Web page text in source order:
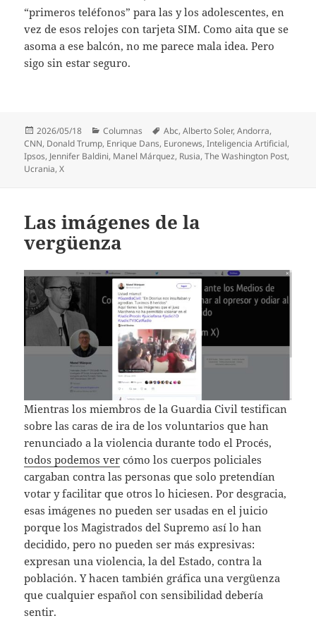
“primeros teléfonos” para las y los adolescentes, en
vez de esos relojes con tarjeta SIM. Como aita que se
asoma a ese balcón, no me parece mala idea. Pero
sigo sin estar seguro.
Publicado
el
2026/05/18 Categorías
Columnas Etiquetas
Abc,Alberto Soler,Andorra,
CNN, Donald Trump, Enrique Dans, Euronews,Inteligencia Artificial,
Ipsos, Jennifer Baldini, Manel Márquez, Rusia,The Washington Post,
Ucrania,X
Las imágenes de la
vergüenza
Mientras los miembros de la Guardia Civil testifican
sobre las caras de ira de los voluntarios que han
renunciado a la violencia durante todo el Procés,
todos podemos ver cómo los cuerpos policiales
cargaban contra las personas que solo pretendían
votar y facilitar que otros lo hiciesen. Por desgracia,
esas imágenes no pueden ser usadas en el juicio
porque los Magistrados del Supremo así lo han
decidido, pero no pueden ser más expresivas:
expresan una violencia, la del Estado, contra la
población. Y hacen también gráfica una vergüenza
que cualquier español con sensibilidad debería
sentir.